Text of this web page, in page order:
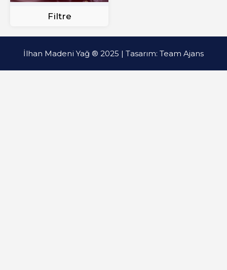
Filtre
İlhan Madeni Yağ ® 2025 | Tasarım: Team Ajans